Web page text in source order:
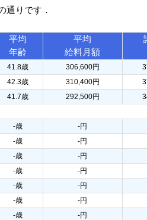
通りです．
平均
年齢
平均
給料月額
41.8歳 306,600円
42.3歳 310,400円
41.7歳 292,500円
-歳 -円
-歳 -円
-歳 -円
-歳 -円
-歳 -円
-歳 -円
-歳 -円